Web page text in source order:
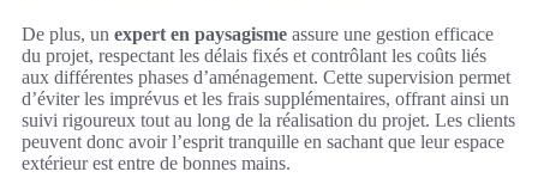
De plus, un expert en paysagisme assure une gestion efficace
du projet, respectant les délais fixés et contrôlant les coûts liés
aux différentes phases d’aménagement. Cette supervision permet
d’éviter les imprévus et les frais supplémentaires, offrant ainsi un
suivi rigoureux tout au long de la réalisation du projet. Les clients
peuvent donc avoir l’esprit tranquille en sachant que leur espace
extérieur est entre de bonnes mains.